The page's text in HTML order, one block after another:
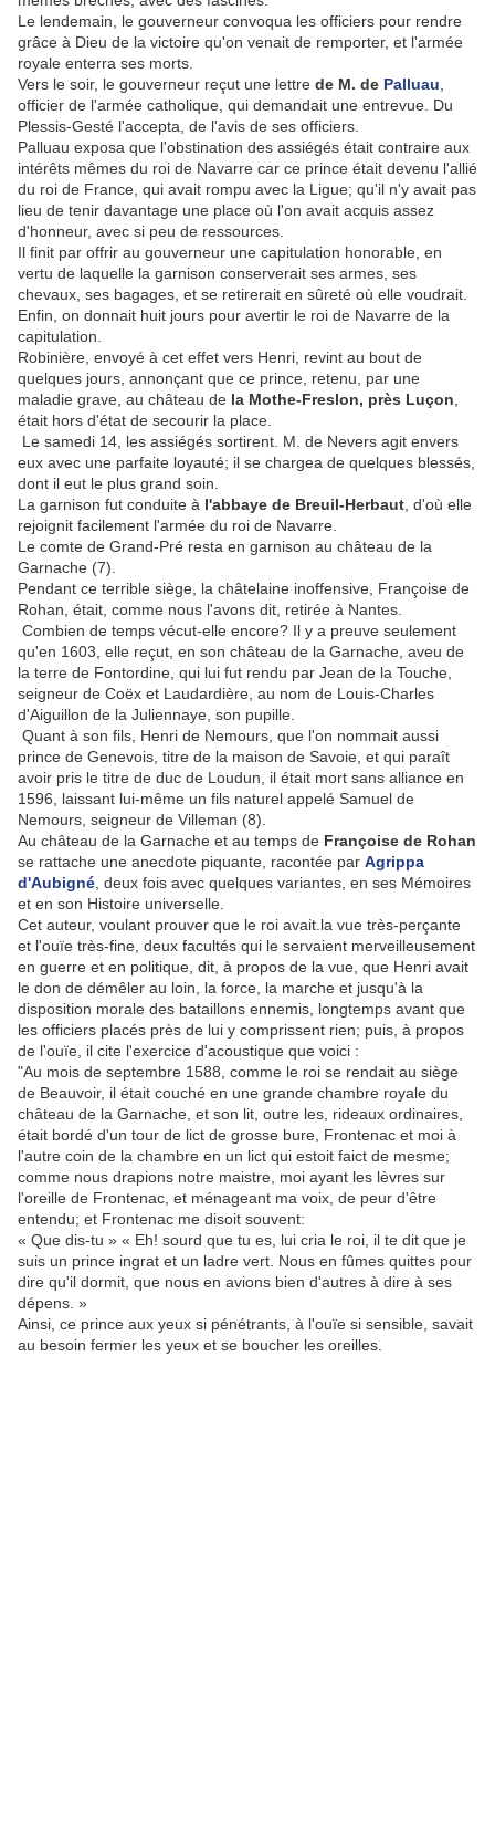
Le lendemain, le gouverneur convoqua les officiers pour rendre
grâce à Dieu de la victoire qu'on venait de remporter, et l'armée
royale enterra ses morts.
Vers le soir, le gouverneur reçut une lettre de M. de Palluau
officier de l'armée catholique, qui demandait une entrevue. Du
Plessis-Gesté l'accepta, de l'avis de ses officiers.
Palluau exposa que l'obstination des assiégés était contraire aux
intérêts mêmes du roi de Navarre car ce prince était devenu l'allié
du roi de France, qui avait rompu avec la Ligue; qu'il n'y avait pas
lieu de tenir davantage une place où l'on avait acquis assez
d'honneur, avec si peu de ressources.
Il finit par offrir au gouverneur une capitulation honorable, en
vertu de laquelle la garnison conserverait ses armes, ses
chevaux, ses bagages, et se retirerait en sûreté où elle voudrait.
Enfin, on donnait huit jours pour avertir le roi de Navarre de la
capitulation.
Robinière, envoyé à cet effet vers Henri, revint au bout de
quelques jours, annonçant que ce prince, retenu, par une
maladie grave, au château de la Mothe-Freslon, près Luçon
était hors d'état de secourir la place.
Le samedi 14, les assiégés sortirent. M. de Nevers agit envers
eux avec une parfaite loyauté; il se chargea de quelques blessés,
dont il eut le plus grand soin.
La garnison fut conduite à l'abbaye de Breuil-Herbaut , d'où elle
rejoignit facilement l'armée du roi de Navarre.
Le comte de Grand-Pré resta en garnison au château de la
Garnache (7).
Pendant ce terrible siège, la châtelaine inoffensive, Françoise de
Rohan, était, comme nous l'avons dit, retirée à Nantes.
Combien de temps vécut-elle encore? Il y a preuve seulement
qu'en 1603, elle reçut, en son château de la Garnache, aveu de
la terre de Fontordine, qui lui fut rendu par Jean de la Touche,
seigneur de Coëx et Laudardière, au nom de Louis-Charles
d'Aiguillon de la Juliennaye, son pupille.
Quant à son fils, Henri de Nemours, que l'on nommait aussi
prince de Genevois, titre de la maison de Savoie, et qui paraît
avoir pris le titre de duc de Loudun, il était mort sans alliance en
1596, laissant lui-même un fils naturel appelé Samuel de
Nemours, seigneur de Villeman (8).
Au château de la Garnache et au temps de Françoise de Rohan
se rattache une anecdote piquante, racontée par Agrippa
d'Aubigné , deux fois avec quelques variantes, en ses Mémoires
et en son Histoire universelle.
Cet auteur, voulant prouver que le roi avait.la vue très-perçante
et l'ouïe très-fine, deux facultés qui le servaient merveilleusement
en guerre et en politique, dit, à propos de la vue, que Henri avait
le don de démêler au loin, la force, la marche et jusqu'à la
disposition morale des bataillons ennemis, longtemps avant que
les officiers placés près de lui y comprissent rien; puis, à propos
de l'ouïe, il cite l'exercice d'acoustique que voici :
"Au mois de septembre 1588, comme le roi se rendait au siège
de Beauvoir, il était couché en une grande chambre royale du
château de la Garnache, et son lit, outre les, rideaux ordinaires,
était bordé d'un tour de lict de grosse bure, Frontenac et moi à
l'autre coin de la chambre en un lict qui estoit faict de mesme;
comme nous drapions notre maistre, moi ayant les lèvres sur
l'oreille de Frontenac, et ménageant ma voix, de peur d'être
entendu; et Frontenac me disoit souvent:
« Que dis-tu » « Eh! sourd que tu es, lui cria le roi, il te dit que je
suis un prince ingrat et un ladre vert. Nous en fûmes quittes pour
dire qu'il dormit, que nous en avions bien d'autres à dire à ses
dépens. »
Ainsi, ce prince aux yeux si pénétrants, à l'ouïe si sensible, savait
au besoin fermer les yeux et se boucher les oreilles.